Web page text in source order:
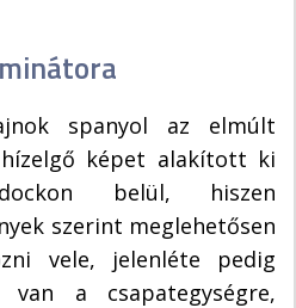
spanyol az elmúlt
képet alakított ki
belül, hiszen
szerint meglehetősen
vele, jelenléte pedig
van a csapategységre,